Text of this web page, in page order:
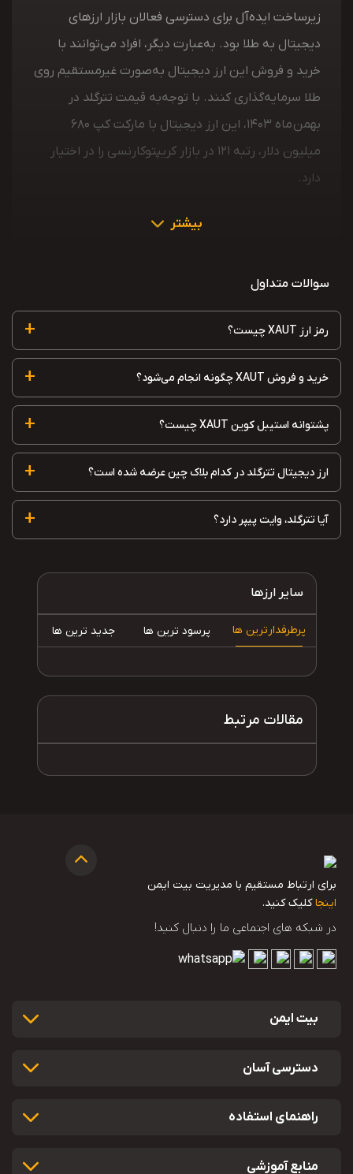
زیرساخت ایده‌آل برای دسترسی فعالان بازار ارزهای
دیجیتال به طلا بود. به‌عبارت دیگر، افراد می‌توانند با
خرید و فروش این ارز دیجیتال به‌صورت غیرمستقیم روی
طلا سرمایه‌گذاری کنند. با‌ توجه‌به قیمت تترگلد در
بهمن ماه 1403، این ارز دیجیتال با مارکت کپ 680
میلیون دلار، رتبه 121 در بازار کریپتوکارنسی را در اختیار
دارد.
بیشتر
سوالات متداول
رمز ارز XAUT چیست؟ +
خرید و فروش XAUT چگونه انجام می‌شود؟ +
پشتوانه استیبل کوین XAUT چیست؟ +
ارز دیجیتال تترگلد در کدام بلاک چین عرضه شده است؟ +
آیا تترگلد، وایت پیپر دارد؟ +
سایر ارزها
پرطرفدارترین ها پرسود ترین ها جدید ترین ها
مقالات مرتبط
برای ارتباط مستقیم با مدیریت بیت ایمن
اینجاکلیک کنید.
در شبکه های اجتماعی ما را دنبال کنید!
بیت ایمن
دسترسی آسان
راهنمای استفاده
منابع آموزشی